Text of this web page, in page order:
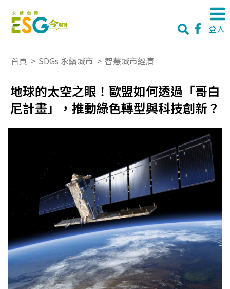
登入
首頁 > SDGs 永續城市 > 智慧城市經濟
地球的太空之眼！歐盟如何透過「哥白
尼計畫」，推動綠色轉型與科技創新？